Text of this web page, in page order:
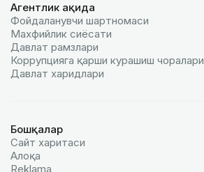
Агентлик ҳақида
Фойдаланувчи шартномаси
Махфийлик сиёсати
Давлат рамзлари
Коррупцияга қарши курашиш чоралари
Давлат харидлари
Бошқалар
Сайт харитаси
Алоқа
Reklamа